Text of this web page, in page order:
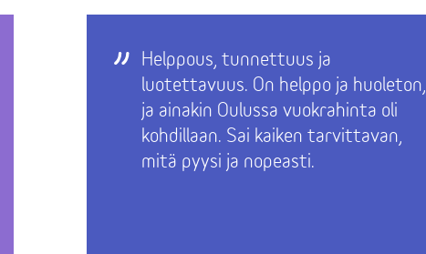
Helppous, tunnettuus ja
luotettavuus. On helppo ja huoleton,
ja ainakin Oulussa vuokrahinta oli
kohdillaan. Sai kaiken tarvittavan,
mitä pyysi ja nopeasti.